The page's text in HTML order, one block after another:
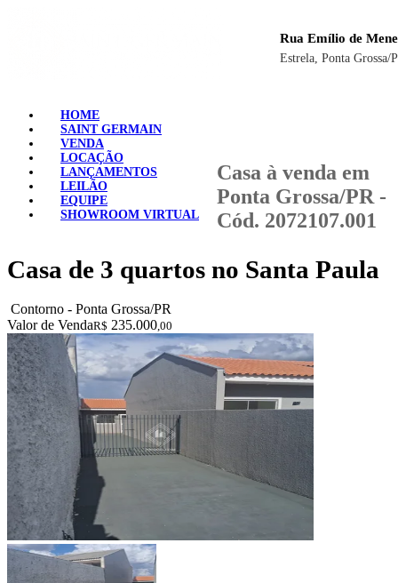
Rua Emílio de
Estrela, Ponta Grossa/
HOME
SAINT GERMAIN
VENDA
LOCAÇÃO
LANÇAMENTOS
LEILÃO
EQUIPE
SHOWROOM VIRTUAL
Casa à venda em
Ponta Grossa/PR -
Cód. 2072107.001
Casa de 3 quartos no Santa Paula
Contorno - Ponta Grossa/PR
Valor de VendaR$ 235.000,00